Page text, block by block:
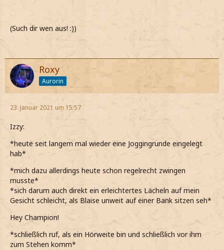
(Such dir wen aus! :))
Roxy
Aurorin
23. Januar 2021 um 15:57
Izzy:
*heute seit langem mal wieder eine Joggingrunde eingelegt
hab*
*mich dazu allerdings heute schon regelrecht zwingen
musste*
*sich darum auch direkt ein erleichtertes Lächeln auf mein
Gesicht schleicht, als Blaise unweit auf einer Bank sitzen seh*
Hey Champion!
*schließlich ruf, als ein Hörweite bin und schließlich vor ihm
zum Stehen komm*